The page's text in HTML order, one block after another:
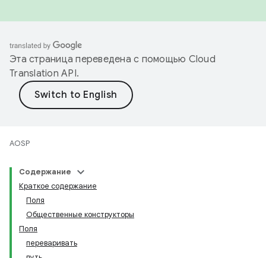
Эта страница переведена с помощью Cloud
Translation API.
AOSP
Содержание
Краткое содержание
Поля
Общественные конструкторы
Поля
переваривать